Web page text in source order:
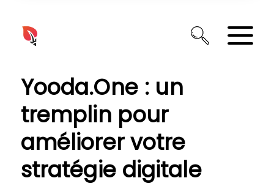
Yooda.One : un
tremplin pour
améliorer votre
stratégie digitale